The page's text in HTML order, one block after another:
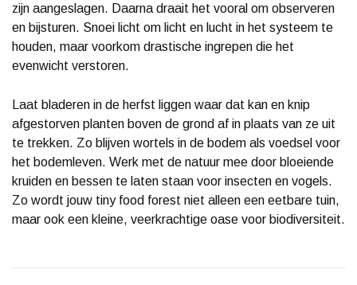
zijn aangeslagen. Daarna draait het vooral om observeren
en bijsturen. Snoei licht om licht en lucht in het systeem te
houden, maar voorkom drastische ingrepen die het
evenwicht verstoren.
Laat bladeren in de herfst liggen waar dat kan en knip
afgestorven planten boven de grond af in plaats van ze uit
te trekken. Zo blijven wortels in de bodem als voedsel voor
het bodemleven. Werk met de natuur mee door bloeiende
kruiden en bessen te laten staan voor insecten en vogels.
Zo wordt jouw tiny food forest niet alleen een eetbare tuin,
maar ook een kleine, veerkrachtige oase voor biodiversiteit.